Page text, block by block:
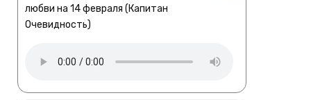
любви на 14 февраля (Капитан
Очевидность)